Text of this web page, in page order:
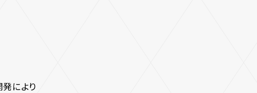
により